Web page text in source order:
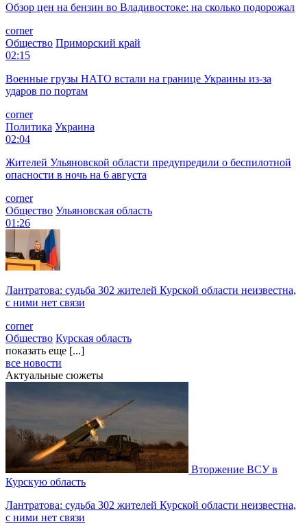
Обзор цен на бензин во Владивостоке: на сколько подорожал
corner
Общество Приморский край
02:15
Военные грузы НАТО встали на границе Украины из-за
ударов по портам
corner
Политика Украина
02:04
Жителей Ульяновской области предупредили о беспилотной
опасности в ночь на 6 августа
corner
Общество Ульяновская область
01:26
Лантратова: судьба 302 жителей Курской области неизвестна,
с ними нет связи
corner
Общество Курская область
показать еще [...]
все новости
Актуальные сюжеты
Вторжение ВСУ в
Курскую область
Лантратова: судьба 302 жителей Курской области неизвестна,
с ними нет связи